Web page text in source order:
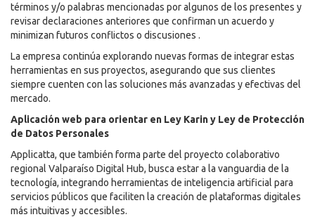
términos y/o palabras mencionadas por algunos de los presentes y
revisar declaraciones anteriores que confirman un acuerdo y
minimizan futuros conflictos o discusiones .
La empresa continúa explorando nuevas formas de integrar estas
herramientas en sus proyectos, asegurando que sus clientes
siempre cuenten con las soluciones más avanzadas y efectivas del
mercado.
Aplicación web para orientar en Ley Karin y Ley de Protección
de Datos Personales
Applicatta, que también forma parte del proyecto colaborativo
regional Valparaíso Digital Hub, busca estar a la vanguardia de la
tecnología, integrando herramientas de inteligencia artificial para
servicios públicos que faciliten la creación de plataformas digitales
más intuitivas y accesibles.